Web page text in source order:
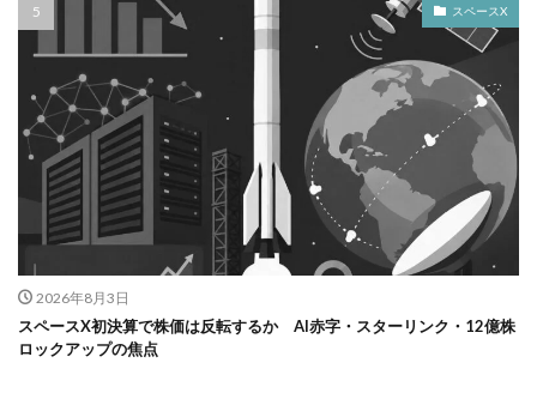
スペースX
2026年8月3日
スペースX初決算で株価は反転するか AI赤字・スターリンク・12億株
ロックアップの焦点